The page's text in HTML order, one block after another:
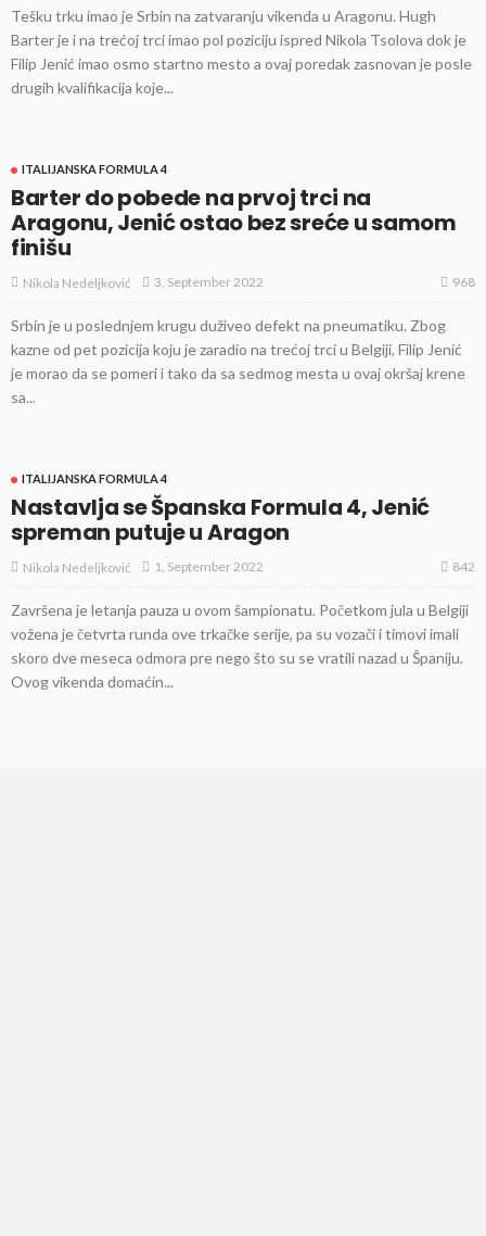
Tešku trku imao je Srbin na zatvaranju vikenda u Aragonu. Hugh
Barter je i na trećoj trci imao pol poziciju ispred Nikola Tsolova dok je
Filip Jenić imao osmo startno mesto a ovaj poredak zasnovan je posle
drugih kvalifikacija koje...
ITALIJANSKA FORMULA 4
Barter do pobede na prvoj trci na
Aragonu, Jenić ostao bez sreće u samom
finišu
Nikola Nedeljković 3, September 2022 968
Srbin je u poslednjem krugu duživeo defekt na pneumatiku. Zbog
kazne od pet pozicija koju je zaradio na trećoj trci u Belgiji, Filip Jenić
je morao da se pomeri i tako da sa sedmog mesta u ovaj okršaj krene
sa...
ITALIJANSKA FORMULA 4
Nastavlja se Španska Formula 4, Jenić
spreman putuje u Aragon
Nikola Nedeljković 1, September 2022 842
Završena je letanja pauza u ovom šampionatu. Početkom jula u Belgiji
vožena je četvrta runda ove trkačke serije, pa su vozači i timovi imali
skoro dve meseca odmora pre nego što su se vratili nazad u Španiju.
Ovog vikenda domaćin...